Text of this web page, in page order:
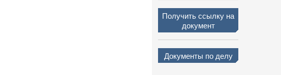
Получить ссылку на
документ
Документы по делу